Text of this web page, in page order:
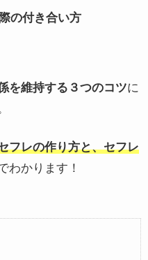
の付き合い方
を維持する３つのコツに
フレの作り方と、セフレ
わかります！